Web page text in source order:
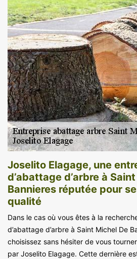
Joselito Elagage, une
d’abattage d’arbre à
Bannieres réputée pour
qualité
Dans le cas où vous êtes à la
d’abattage d’arbre à Saint Michel De
choisissez sans hésiter de vous
par Joselito Elagage. Cette dernière